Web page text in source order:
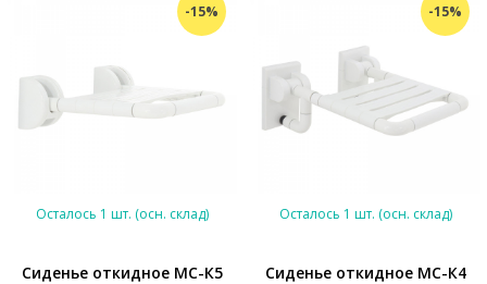
-15%
Осталось 1 шт. (осн. склад)
Сиденье откидное МС-К5
-15%
Осталось 1 шт. (осн. склад)
Сиденье откидное МС-К4